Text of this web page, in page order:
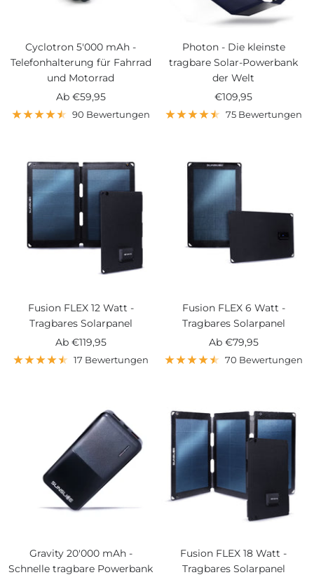
Cyclotron 5'000 mAh -
Telefonhalterung für Fahrrad
und Motorrad
Angebotspreis
Ab €59,95
90 Bewertungen
Photon - Die kleinste
tragbare Solar-Powerbank
der Welt
Angebotspreis
€109,95
75 Bewertungen
Fusion FLEX 12 Watt -
Tragbares Solarpanel
Angebotspreis
Ab €119,95
17 Bewertungen
Fusion FLEX 6 Watt -
Tragbares Solarpanel
Angebotspreis
Ab €79,95
70 Bewertungen
Gravity 20'000 mAh -
Schnelle tragbare Powerbank
Fusion FLEX 18 Watt -
Tragbares Solarpanel